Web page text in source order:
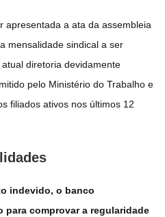
apresentada a ata da assembleia
mensalidade sindical a ser
diretoria devidamente
pelo Ministério do Trabalho e
filiados ativos nos últimos 12
indevido, o banco
comprovar a regularidade